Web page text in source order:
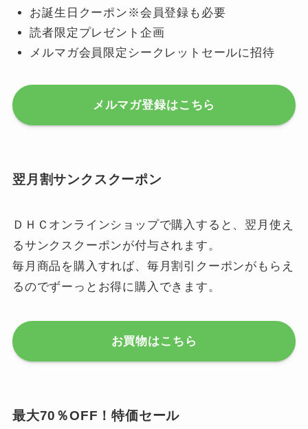
お誕生日クーポン※会員登録も必要
読者限定プレゼント企画
メルマガ会員限定シークレットセールに招待
メルマガ登録はこちら
翌月割サンクスクーポン
ＤＨＣオンラインショップで購入すると、翌月使え
るサンクスクーポンが付与されます。
毎月商品を購入すれば、毎月割引クーポンがもらえ
るのでずーっとお得に購入できます。
お買物はこちら
最大70％OFF！特価セール